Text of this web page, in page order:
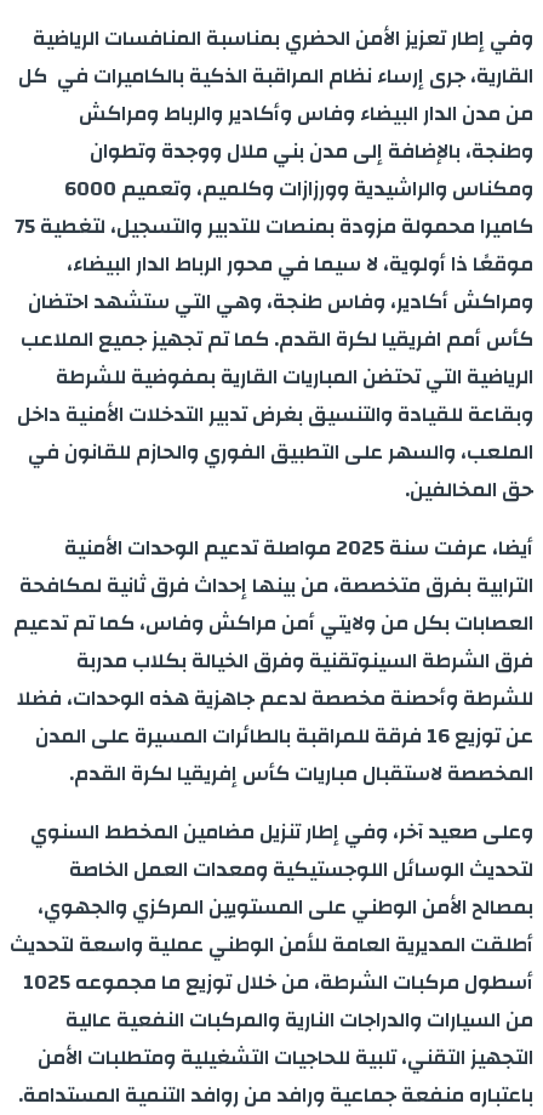
وفي إطار تعزيز الأمن الحضري بمناسبة المنافسات الرياضية
القارية، جرى إرساء نظام المراقبة الذكية بالكاميرات في كل
من مدن الدار البيضاء وفاس وأكادير والرباط ومراكش
وطنجة، بالإضافة إلى مدن بني ملال ووجدة وتطوان
ومكناس والراشيدية وورزازات وكلميم، وتعميم 6000
كاميرا محمولة مزودة بمنصات للتدبير والتسجيل، لتغطية 75
موقعًا ذا أولوية، لا سيما في محور الرباط الدار البيضاء،
ومراكش أكادير، وفاس طنجة، وهي التي ستشهد احتضان
كأس أمم افريقيا لكرة القدم. كما تم تجهيز جميع الملاعب
الرياضية التي تحتضن المباريات القارية بمفوضية للشرطة
وبقاعة للقيادة والتنسيق بغرض تدبير التدخلات الأمنية داخل
الملعب، والسهر على التطبيق الفوري والحازم للقانون في
حق المخالفين.
أيضا، عرفت سنة 2025 مواصلة تدعيم الوحدات الأمنية
الترابية بفرق متخصصة، من بينها إحداث فرق ثانية لمكافحة
العصابات بكل من ولايتي أمن مراكش وفاس، كما تم تدعيم
فرق الشرطة السينوتقنية وفرق الخيالة بكلاب مدربة
للشرطة وأحصنة مخصصة لدعم جاهزية هذه الوحدات، فضلا
عن توزيع 16 فرقة للمراقبة بالطائرات المسيرة على المدن
المخصصة لاستقبال مباريات كأس إفريقيا لكرة القدم.
وعلى صعيد آخر، وفي إطار تنزيل مضامين المخطط السنوي
لتحديث الوسائل اللوجستيكية ومعدات العمل الخاصة
بمصالح الأمن الوطني على المستويين المركزي والجهوي،
أطلقت المديرية العامة للأمن الوطني عملية واسعة لتحديث
أسطول مركبات الشرطة، من خلال توزيع ما مجموعه 1025
من السيارات والدراجات النارية والمركبات النفعية عالية
التجهيز التقني، تلبية للحاجيات التشغيلية ومتطلبات الأمن
باعتباره منفعة جماعية ورافد من روافد التنمية المستدامة.